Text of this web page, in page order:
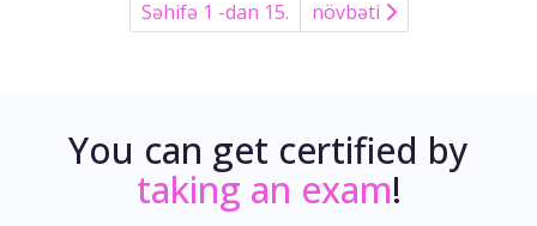
Səhifə 1 -dan 15. növbəti
You can get certified by
taking an exam!